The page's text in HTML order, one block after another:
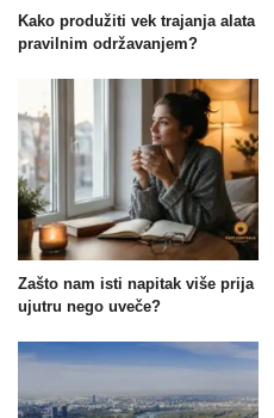
Kako produžiti vek trajanja alata
pravilnim održavanjem?
Zašto nam isti napitak više prija
ujutru nego uveče?